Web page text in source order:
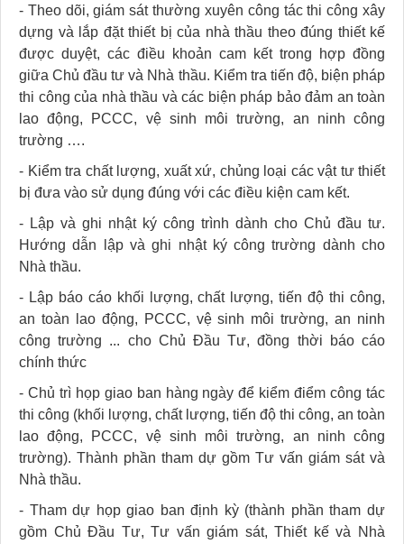
- Theo dõi, giám sát thường xuyên công tác thi công xây
dựng và lắp đặt thiết bị của nhà thầu theo đúng thiết kế
được duyệt, các điều khoản cam kết trong hợp đồng
giữa Chủ đầu tư và Nhà thầu. Kiểm tra tiến độ, biện pháp
thi công của nhà thầu và các biện pháp bảo đảm an toàn
lao động, PCCC, vệ sinh môi trường, an ninh công
trường ….
- Kiểm tra chất lượng, xuất xứ, chủng loại các vật tư thiết
bị đưa vào sử dụng đúng với các điều kiện cam kết.
- Lập và ghi nhật ký công trình dành cho Chủ đầu tư.
Hướng dẫn lập và ghi nhật ký công trường dành cho
Nhà thầu.
- Lập báo cáo khối lượng, chất lượng, tiến độ thi công,
an toàn lao động, PCCC, vệ sinh môi trường, an ninh
công trường ... cho Chủ Đầu Tư, đồng thời báo cáo
chính thức
- Chủ trì họp giao ban hàng ngày để kiểm điểm công tác
thi công (khối lượng, chất lượng, tiến độ thi công, an toàn
lao động, PCCC, vệ sinh môi trường, an ninh công
trường). Thành phần tham dự gồm Tư vấn giám sát và
Nhà thầu.
- Tham dự họp giao ban định kỳ (thành phần tham dự
gồm Chủ Đầu Tư, Tư vấn giám sát, Thiết kế và Nhà